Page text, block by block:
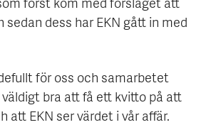
först kom med förslaget att
dess har EKN gått in med
för oss och samarbetet
bra att få ett kvitto på att
EKN ser värdet i vår affär.